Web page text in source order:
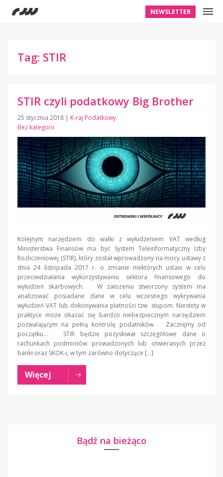
NEWSLETTER
Tag: STIR
STIR czyli podatkowy Big Brother
25 stycznia 2018 | K-raj Podatkowy
Bez kategorii
Kolejnym narzędziem do walki z wyłudzeniem VAT według
Ministerstwa Finansów ma być System Teleinformatyczny Izby
Rozliczeniowej (STIR), który został wprowadzony na mocy ustawy z
dnia 24 listopada 2017 r. o zmianie niektórych ustaw w celu
przeciwdziałania wykorzystywaniu sektora finansowego do
wyłudzeń skarbowych. W założeniu stworzony system ma
analizować posiadane dane w celu wczesnego wykrywania
wyłudzeń VAT lub dokonywania płatności tzw. słupom. Niestety w
praktyce może okazać się bardzo niebezpiecznym narzędziem
pozwalającym na pełną kontrolę podatników. Zacznijmy od
początku… STIR będzie pozyskiwał szczegółowe dane o
rachunkach podmiotów prowadzonych lub otwieranych przez
banki oraz SKOK-i, w tym zarówno dotyczące […]
Więcej
Bądź na bieżąco